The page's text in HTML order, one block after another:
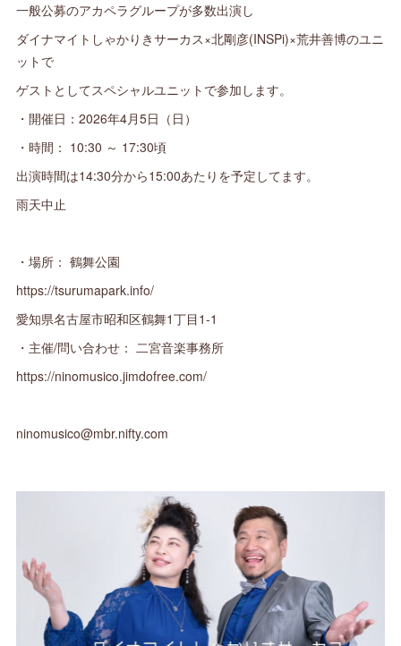
一般公募のアカペラグループが多数出演し
ダイナマイトしゃかりきサーカス×北剛彦(INSPi)×荒井善博のユニ
ットで
ゲストとしてスペシャルユニットで参加します。
・開催日：2026年4月5日（日）
・時間： 10:30 ～ 17:30頃
出演時間は14:30分から15:00あたりを予定してます。
雨天中止
・場所： 鶴舞公園
https://tsurumapark.info/
愛知県名古屋市昭和区鶴舞1丁目1-1
・主催/問い合わせ： 二宮音楽事務所
https://ninomusico.jimdofree.com/
ninomusico@mbr.nifty.com